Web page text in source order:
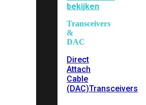
bekijken
Transceivers
&
DAC
Direct
Attach
Cable
(DAC)Transceivers